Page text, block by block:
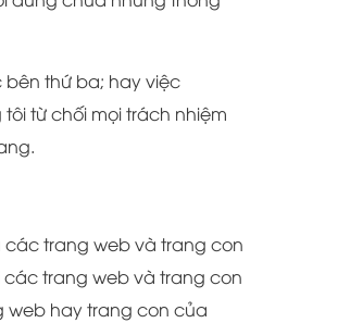
bên thứ ba; hay việc
từ chối mọi trách nhiệm
các trang web và trang con
các trang web và trang con
web hay trang con của